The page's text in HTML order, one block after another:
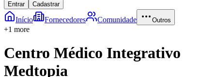
Entrar Cadastrar
Início Fornecedores Comunidade Outros
+1 more
Centro Médico Integrativo
Medtopia